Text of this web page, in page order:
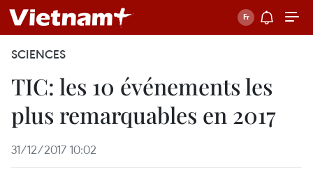
SCIENCES
TIC: les 10 événements les
plus remarquables en 2017
31/12/2017 10:02